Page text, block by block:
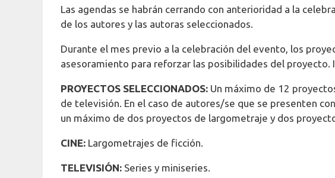
Las agendas se habrán cerrando con anterioridad a la
de los autores y las autoras seleccionados.
Durante el mes previo a la celebración del evento, los
asesoramiento para reforzar las posibilidades del proyecto.
PROYECTOS SELECCIONADOS: Un máximo de 12
de televisión. En el caso de autores/se que se presenten
un máximo de dos proyectos de largometraje y dos
CINE: Largometrajes de ficción.
TELEVISIÓN: Series y miniseries.